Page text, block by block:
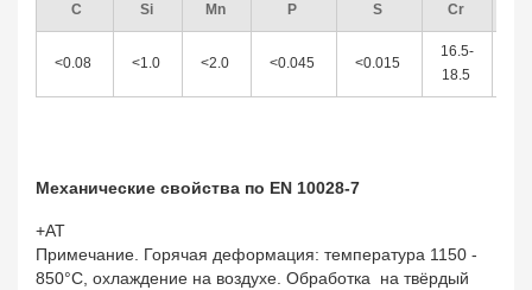
C Si Mn P S Cr
<0.08 <1.0 <2.0 <0.045 <0.015
16.5-
18.5
Механические свойства по EN 10028-7
+AT
Примечание. Горячая деформация: температура 1150 -
850°C, охлаждение на воздухе. Обработка на твёрдый